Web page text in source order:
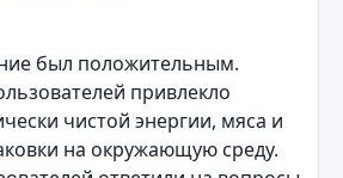
был положительным.
привлекло
чистой энергии, мяса и
на окружающую среду.